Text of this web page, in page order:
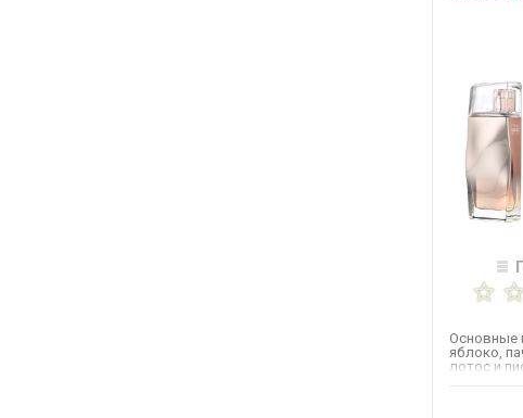
Основные
яблоко,
лотос и